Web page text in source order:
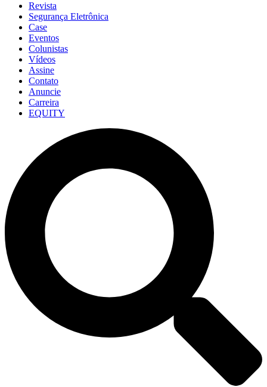
Revista
Segurança Eletrônica
Case
Eventos
Colunistas
Vídeos
Assine
Contato
Anuncie
Carreira
EQUITY